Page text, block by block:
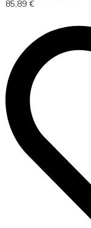
85,89 €